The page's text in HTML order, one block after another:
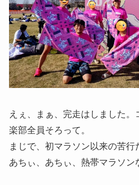
えぇ、まぁ、完走はしました。
楽部全員そろって。
まじで、初マラソン以来の苦行
あちぃ、あちぃ、熱帯マラソン